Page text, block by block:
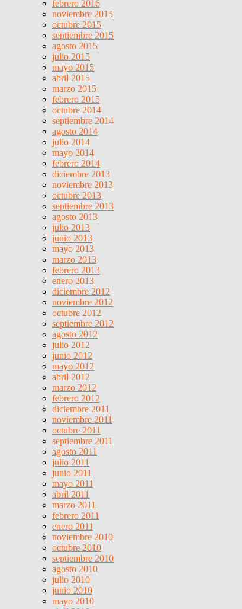
febrero 2016
noviembre 2015
octubre 2015
septiembre 2015
agosto 2015
julio 2015
mayo 2015
abril 2015
marzo 2015
febrero 2015
octubre 2014
septiembre 2014
agosto 2014
julio 2014
mayo 2014
febrero 2014
diciembre 2013
noviembre 2013
octubre 2013
septiembre 2013
agosto 2013
julio 2013
junio 2013
mayo 2013
marzo 2013
febrero 2013
enero 2013
diciembre 2012
noviembre 2012
octubre 2012
septiembre 2012
agosto 2012
julio 2012
junio 2012
mayo 2012
abril 2012
marzo 2012
febrero 2012
diciembre 2011
noviembre 2011
octubre 2011
septiembre 2011
agosto 2011
julio 2011
junio 2011
mayo 2011
abril 2011
marzo 2011
febrero 2011
enero 2011
noviembre 2010
octubre 2010
septiembre 2010
agosto 2010
julio 2010
junio 2010
mayo 2010